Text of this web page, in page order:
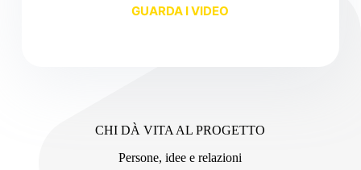
GUARDA I VIDEO
CHI DÀ VITA AL PROGETTO
Persone, idee e relazioni